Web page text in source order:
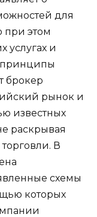
для
при этом
услугах и
принципы
брокер
рынок и
известных
раскрывая
В
схемы
которых